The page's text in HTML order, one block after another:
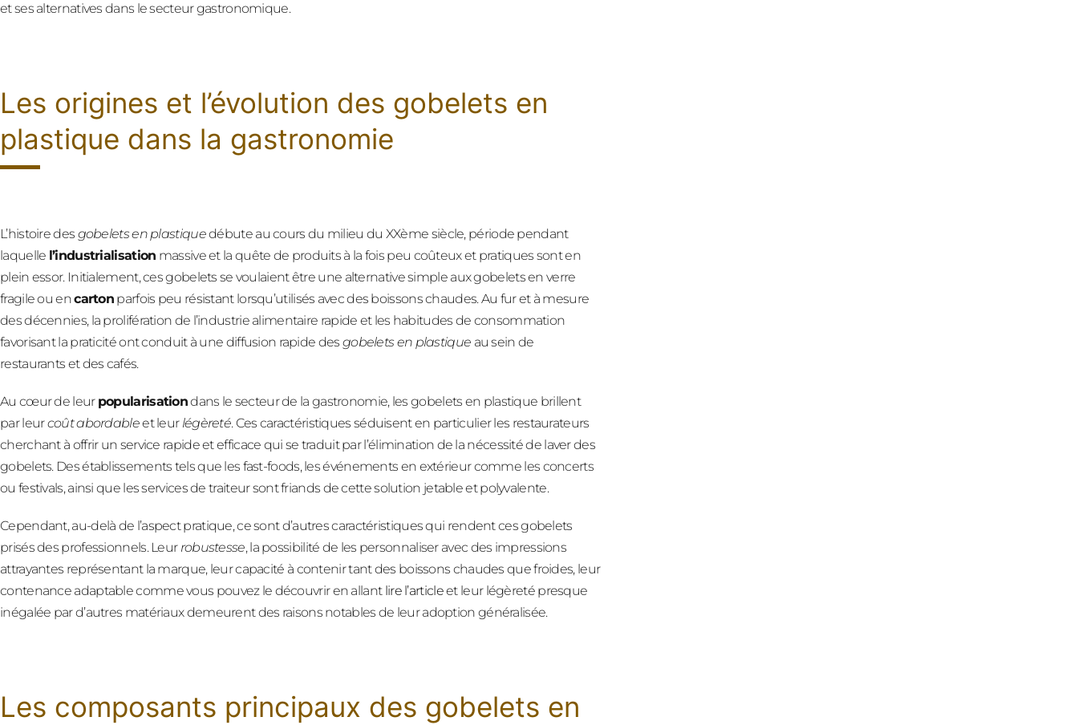
et ses alternatives dans le secteur gastronomique.
Les origines et l’évolution des gobelets en
plastique dans la gastronomie
L’histoire des gobelets en plastiquedébute au cours du milieu du XXème siècle, période pendant
laquelle l’industrialisation massive et la quête de produits à la fois peu coûteux et pratiques sont en
plein essor. Initialement, ces gobelets se voulaient être une alternative simple aux gobelets en verre
fragile ou encarton parfois peu résistant lorsqu’utilisés avec des boissons chaudes. Au fur et à mesure
des décennies, la prolifération de l’industrie alimentaire rapide et les habitudes de consommation
favorisant la praticité ont conduit à une diffusion rapide des gobelets en plastique au sein de
restaurants et des cafés.
Au cœur de leur popularisationdans le secteur de la gastronomie, les gobelets en plastique brillent
par leurcoût abordableet leur légèreté. Ces caractéristiques séduisent en particulier les restaurateurs
cherchant à offrir un service rapide et efficace qui se traduit par l’élimination de la nécessité de laver des
gobelets. Des établissements tels que les fast-foods, les événements en extérieur comme les concerts
ou festivals, ainsi que les services de traiteur sont friands de cette solution jetable et polyvalente.
Cependant, au-delà de l’aspect pratique, ce sont d’autres caractéristiques qui rendent ces gobelets
prisés des professionnels. Leur robustesse, la possibilité de les personnaliser avec des impressions
attrayantes représentant la marque, leur capacité à contenir tant des boissons chaudes que froides, leur
contenance adaptable comme vous pouvez le découvrir en allant lire l’articleet leur légèreté presque
inégalée par d’autres matériaux demeurent des raisons notables de leur adoption généralisée.
Les composants principaux des gobelets en